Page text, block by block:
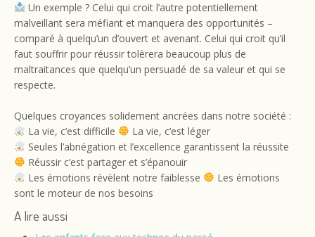
Un exemple ? Celui qui croit l’autre potentiellement
malveillant sera méfiant et manquera des opportunités –
comparé à quelqu’un d’ouvert et avenant. Celui qui croit qu’il
faut souffrir pour réussir tolèrera beaucoup plus de
maltraitances que quelqu’un persuadé de sa valeur et qui se
respecte.
Quelques croyances solidement ancrées dans notre société :
La vie, c’est difficile
La vie, c’est léger
Seules l’abnégation et l’excellence garantissent la réussite
Réussir c’est partager et s’épanouir
Les émotions révèlent notre faiblesse
Les émotions
sont le moteur de nos besoins
A lire aussi